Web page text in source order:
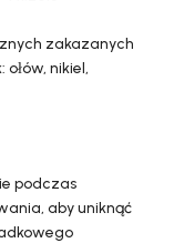
zakazanych
nikiel,
podczas
aby uniknąć